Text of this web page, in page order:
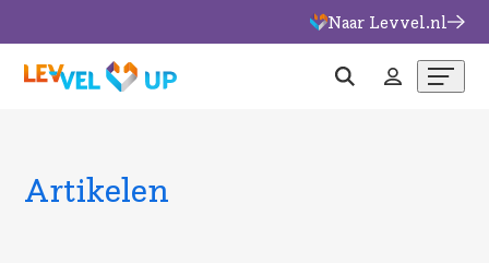
naar
ZoekenInloggen
Menu
Naar Levvel.nl
Artikelen